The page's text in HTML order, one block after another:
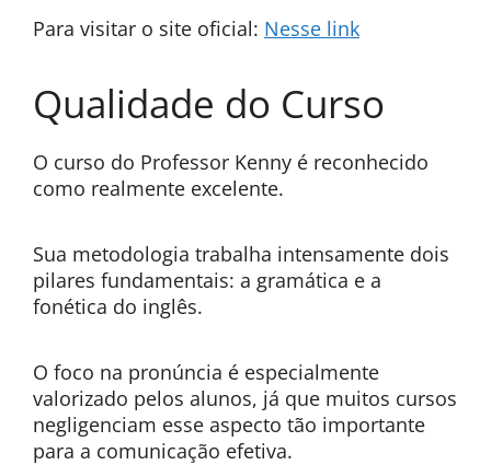
Para visitar o site oficial: Nesse link
Qualidade do Curso
O curso do Professor Kenny é reconhecido
como realmente excelente.
Sua metodologia trabalha intensamente dois
pilares fundamentais: a gramática e a
fonética do inglês.
O foco na pronúncia é especialmente
valorizado pelos alunos, já que muitos cursos
negligenciam esse aspecto tão importante
para a comunicação efetiva.